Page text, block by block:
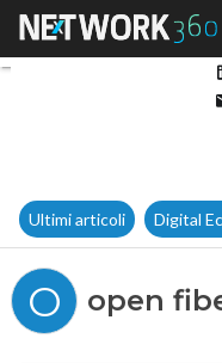
Ultimi articoli Digital
O open